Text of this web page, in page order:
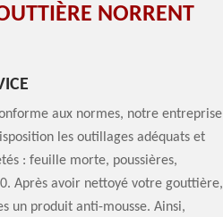
NORRENT
aux normes, notre entreprise
les outillages adéquats et
: feuille morte, poussières,
Après avoir nettoyé votre gouttière,
un produit anti-mousse. Ainsi,